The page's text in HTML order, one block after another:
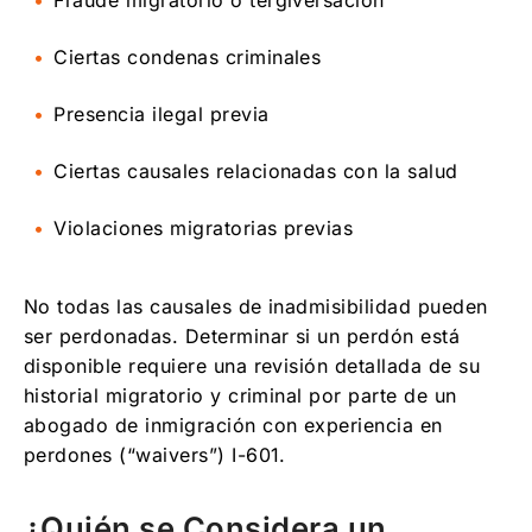
Ciertas condenas criminales
Presencia ilegal previa
Ciertas causales relacionadas con la salud
Violaciones migratorias previas
No todas las causales de inadmisibilidad pueden
ser perdonadas. Determinar si un perdón está
disponible requiere una revisión detallada de su
historial migratorio y criminal por parte de un
abogado de inmigración con experiencia en
perdones (“waivers”) I-601.